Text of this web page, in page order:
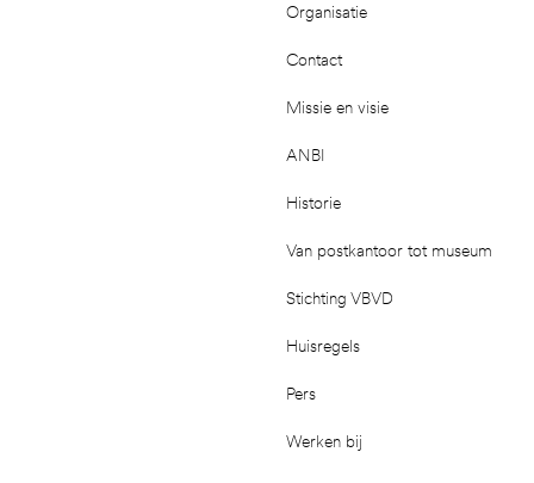
Organisatie
Contact
Missie en visie
ANBI
Historie
Van postkantoor tot museum
Stichting VBVD
Huisregels
Pers
Werken bij